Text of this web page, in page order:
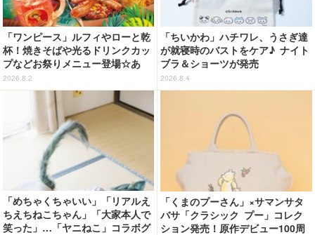
「ワンピース」ルフィやローと乾
杯！焼きそばや光るドリンクカッ
プなどお祭りメニュー登場☆あ
の“麦わら帽子”もグッズ化!? 【U
SJ「ワンピース・プレミア・サマ
ー」が開幕】
2026.8.2
「ちいかわ」ハチワレ、うさぎ達
が就寝時のバストをケア♪ ナイト
ブラ＆ショーツが発売
2026.8.4
「めちゃくちゃいい」「リアルえ
ちえちねこちゃん」「大家本人で
笑った」…「ヤニねこ」コラボグ
「くまのプーさん」×サマンサタ
バサ「クラシック プー」コレク
ション発売！原作デビュー100周